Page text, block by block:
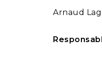
Arnaud